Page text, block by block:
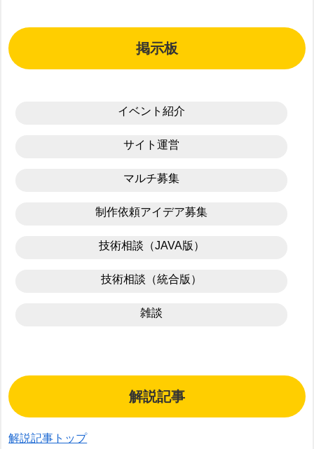
掲示板
イベント紹介
サイト運営
マルチ募集
制作依頼アイデア募集
技術相談（JAVA版）
技術相談（統合版）
雑談
解説記事
解説記事トップ